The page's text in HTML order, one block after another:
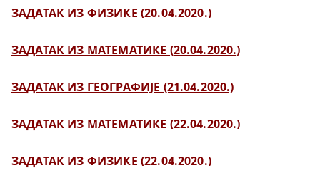
ЗАДАТАК ИЗ ФИЗИКЕ (20.04.2020.)
ЗАДАТАК ИЗ МАТЕМАТИКЕ (20.04.2020.)
ЗАДАТАК ИЗ ГЕОГРАФИЈЕ (21.04.2020.)
ЗАДАТАК ИЗ МАТЕМАТИКЕ (22.04.2020.)
ЗАДАТАК ИЗ ФИЗИКЕ (22.04.2020.)